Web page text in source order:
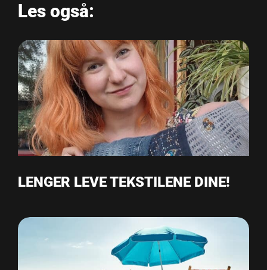
Les også:
LENGER LEVE TEKSTILENE DINE!